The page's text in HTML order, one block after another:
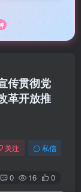
传贯彻党
革开放推
关注 私信
0 16 0